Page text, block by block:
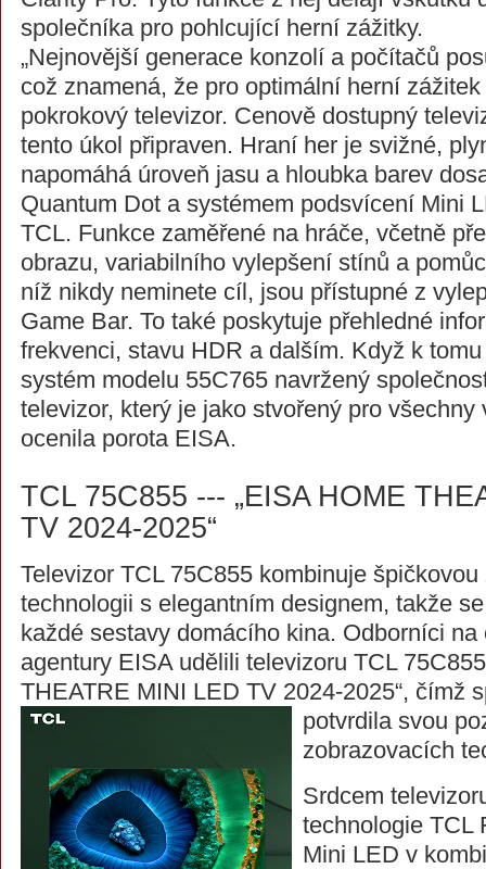
společníka pro pohlcující herní zážitky.
„Nejnovější generace konzolí a počítačů
což znamená, že pro optimální herní
pokrokový televizor. Cenově dostupný
tento úkol připraven. Hraní her je svižné,
napomáhá úroveň jasu a hloubka barev
Quantum Dot a systémem podsvícení Mini
TCL. Funkce zaměřené na hráče, včetně
obrazu, variabilního vylepšení stínů a
níž nikdy neminete cíl, jsou přístupné z
Game Bar. To také poskytuje přehledné
frekvenci, stavu HDR a dalším. Když k
systém modelu 55C765 navržený
televizor, který je jako stvořený pro všechny
ocenila porota EISA.
TCL 75C855 --- „EISA HOME
TV 2024-2025“
Televizor TCL 75C855 kombinuje
technologii s elegantním designem, takže
každé sestavy domácího kina. Odborníci na
agentury EISA udělili televizoru TCL
THEATRE MINI LED TV 2024-2025“, čímž
potvrdila svou
zobrazovacích
Srdcem
technologie TCL
Mini LED v